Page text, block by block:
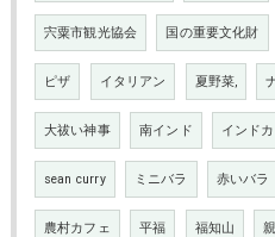
宍粟市観光協会 国の重要文化財
ピザ イタリアン 夏野菜,
大祓い神事 南インド インド
sean curry ミニバラ 赤いバラ
農村カフェ 平福 福知山